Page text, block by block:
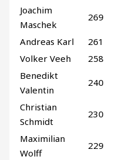
Joachim
Maschek
269
Andreas Karl
261
Volker Veeh
258
Benedikt
Valentin
240
Christian
Schmidt
230
Maximilian
Wolff
229